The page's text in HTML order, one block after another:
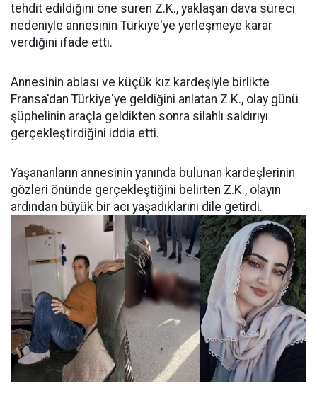
tehdit edildiğini öne süren Z.K., yaklaşan dava süreci
nedeniyle annesinin Türkiye'ye yerleşmeye karar
verdiğini ifade etti.
Annesinin ablası ve küçük kız kardeşiyle birlikte
Fransa'dan Türkiye'ye geldiğini anlatan Z.K., olay günü
şüphelinin araçla geldikten sonra silahlı saldırıyı
gerçekleştirdiğini iddia etti.
Yaşananların annesinin yanında bulunan kardeşlerinin
gözleri önünde gerçekleştiğini belirten Z.K., olayın
ardından büyük bir acı yaşadıklarını dile getirdi.